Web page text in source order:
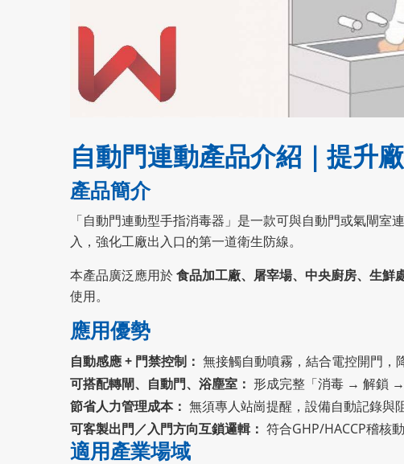
自動門連動產品介紹｜提升
產品簡介
「自動門連動型手指消毒器」是一款可與自動門或氣閘室
入，強化工廠出入口的第一道衛生防線。
本產品廣泛應用於食品加工廠、屠宰場、中央廚房、生鮮
使用。
應用優勢
自動感應 + 門禁控制： 無接觸自動噴霧，結合電控開門，
可搭配轉閘、自動門、浴塵室： 形成完整「消毒 → 解鎖 →
節省人力管理成本： 無須專人站崗提醒，設備自動記錄與
可客製出門／入門方向互鎖邏輯： 符合GHP/HACCP稽核動
適用產業場域